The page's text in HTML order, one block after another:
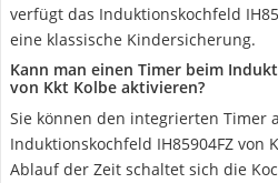
verfügt das Induktionskochfeld
eine klassische Kindersicherung.
Kann man einen Timer beim
von Kkt Kolbe aktivieren?
Sie können den integrierten Timer
Induktionskochfeld IH85904FZ von
Ablauf der Zeit schaltet sich die